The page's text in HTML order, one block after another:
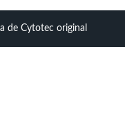
de Cytotec original